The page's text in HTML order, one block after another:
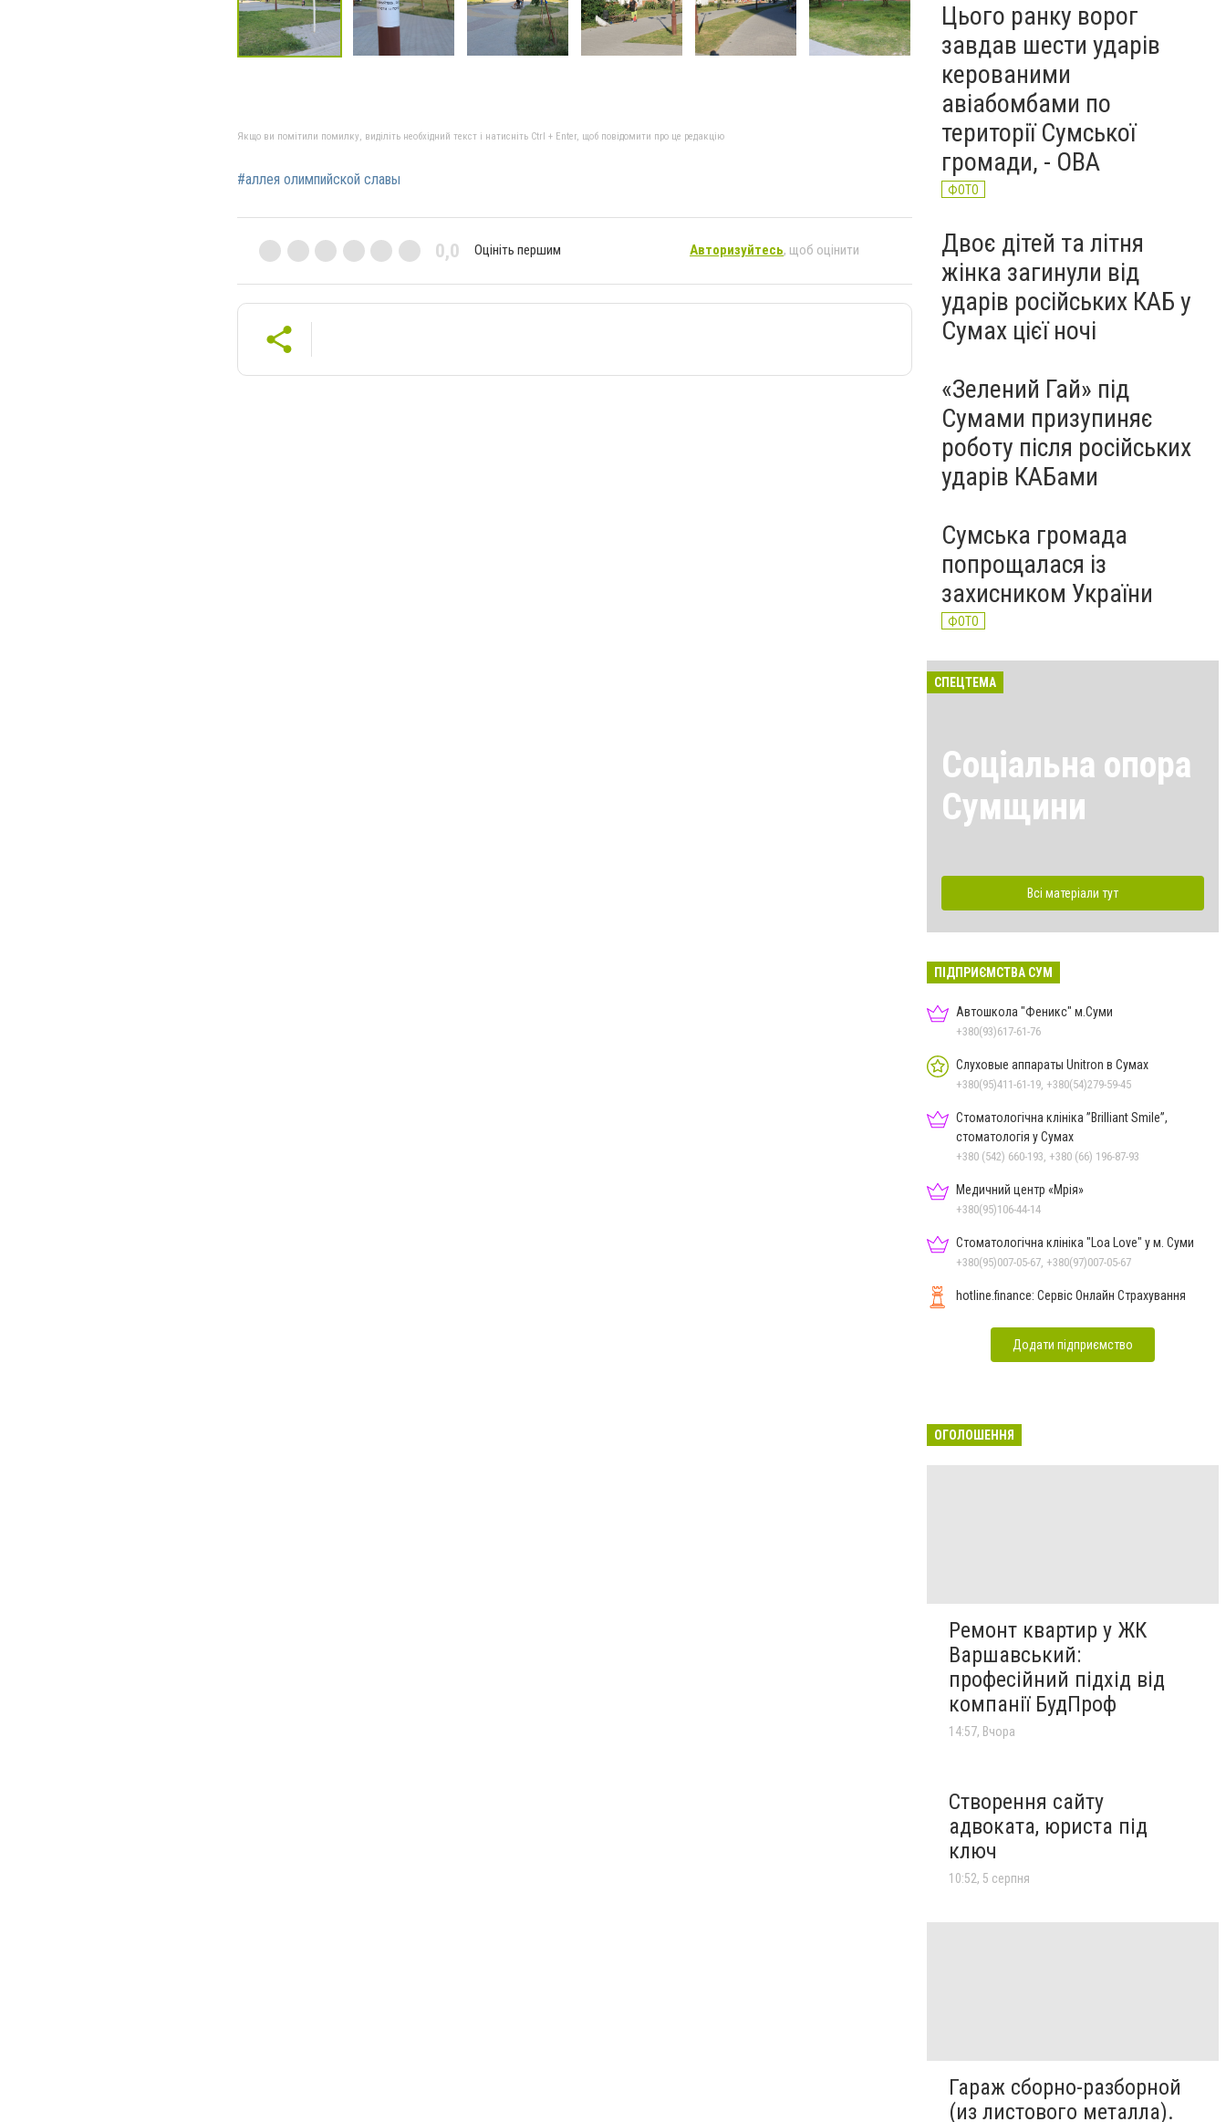
Якщо ви помітили помилку, виділіть необхідний текст і натисніть Ctrl + Enter, щоб повідомити про це редакцію
#аллея олимпийской славы
0,0 Оцініть першим Авторизуйтесь, щоб оцінити
Цього ранку ворог
завдав шести ударів
керованими
авіабомбами по
території Сумської
громади, - ОВА
ФОТО
Двоє дітей та літня
жінка загинули від
ударів російських КАБ у
Сумах цієї ночі
«Зелений Гай» під
Сумами призупиняє
роботу після російських
ударів КАБами
Сумська громада
попрощалася із
захисником України
ФОТО
СПЕЦТЕМА
Соціальна опора
Сумщини
Всі матеріали тут
ПІДПРИЄМСТВА СУМ
Автошкола "Феникс" м.Суми
+380(93)617-61-76
Слуховые аппараты Unitron в Сумах
+380(95)411-61-19, +380(54)279-59-45
Стоматологічна клініка ”Brilliant Smile”,
стоматологія у Сумах
+380 (542) 660-193, +380 (66) 196-87-93
Медичний центр «Мрія»
+380(95)106-44-14
Стоматологічна клініка "Loa Love" у м. Суми
+380(95)007-05-67, +380(97)007-05-67
hotline.finance: Сервіс Онлайн Страхування
Додати підприємство
ОГОЛОШЕННЯ
Ремонт квартир у ЖК
Варшавський:
професійний підхід від
компанії БудПроф
14:57, Вчора
Створення сайту
адвоката, юриста під
ключ
10:52, 5 серпня
Гараж сборно-разборной
(из листового металла).